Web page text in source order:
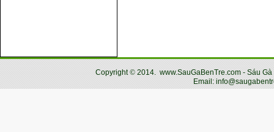
Copyright© 2014. www.SauGaBenTre.com - Sáu
Email: